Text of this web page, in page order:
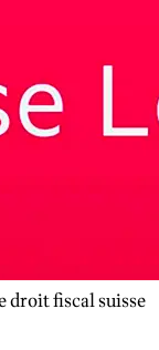
droit fiscal suisse